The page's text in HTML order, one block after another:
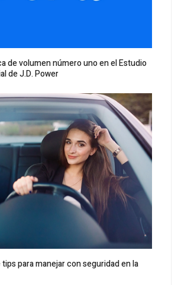
de volumen número uno en el Estudio
de J.D. Power
para manejar con seguridad en la